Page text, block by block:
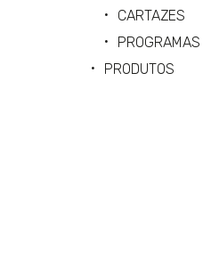
CARTAZES
PROGRAMAS
PRODUTOS